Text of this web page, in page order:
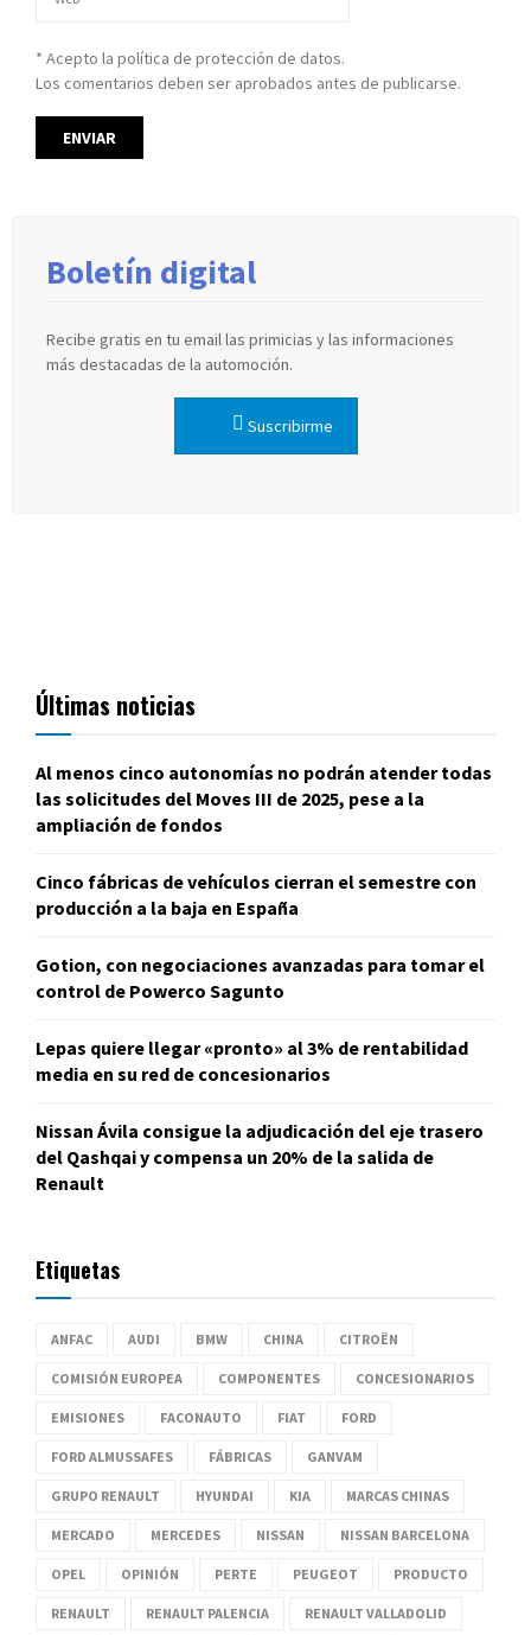
* Acepto la política de protección de datos.
Los comentarios deben ser aprobados antes de publicarse.
Boletín digital
Recibe gratis en tu email las primicias y las informaciones
más destacadas de la automoción.
Suscribirme
Últimas noticias
Al menos cinco autonomías no podrán atender todas
las solicitudes del Moves III de 2025, pese a la
ampliación de fondos
Cinco fábricas de vehículos cierran el semestre con
producción a la baja en España
Gotion, con negociaciones avanzadas para tomar el
control de Powerco Sagunto
Lepas quiere llegar «pronto» al 3% de rentabilidad
media en su red de concesionarios
Nissan Ávila consigue la adjudicación del eje trasero
del Qashqai y compensa un 20% de la salida de
Renault
Etiquetas
ANFAC AUDI BMW CHINA CITROËN
COMISIÓN EUROPEA COMPONENTES CONCESIONARIOS
EMISIONES FACONAUTO FIAT FORD
FORD ALMUSSAFES FÁBRICAS GANVAM
GRUPO RENAULT HYUNDAI KIA MARCAS CHINAS
MERCADO MERCEDES NISSAN NISSAN BARCELONA
OPEL OPINIÓN PERTE PEUGEOT PRODUCTO
RENAULT RENAULT PALENCIA RENAULT VALLADOLID